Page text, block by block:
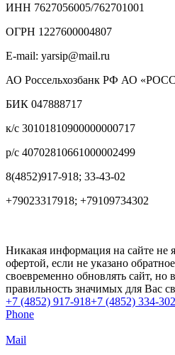
ИНН 7627056005/762701001
ОГРН 1227600004807
E-mail: yarsip@mail.ru
АО Россельхозбанк РФ АО
БИК 047888717
к/с 30101810900000000717
р/с 40702810661000002499
8(4852)917-918; 33-43-02
+79023317918; +79109734302
Никакая информация на сайте не
офертой, если не указано
своевременно обновлять сайт, но
правильность значимых для Вас
+7 (4852) 917-918+7 (4852) 334-302
Phone
Mail